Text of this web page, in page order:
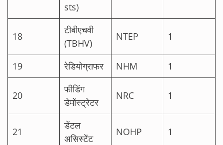
sts)
18
टीबीएचवी
(TBHV)
NTEP 1
19 रेडियोग्राफर NHM 1
20
फीडिंग
डेमोंस्ट्रेटर
NRC 1
21
डेंटल
असिस्टेंट
NOHP 1